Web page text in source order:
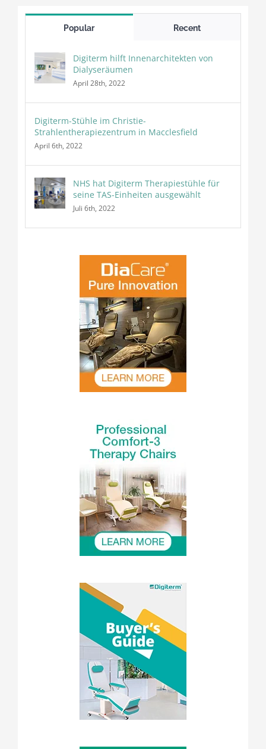
Popular Recent
Digiterm hilft Innenarchitekten von
Dialyseräumen
April 28th, 2022
Digiterm-Stühle im Christie-
Strahlentherapiezentrum in Macclesfield
April 6th, 2022
NHS hat Digiterm Therapiestühle für
seine TAS-Einheiten ausgewählt
Juli 6th, 2022